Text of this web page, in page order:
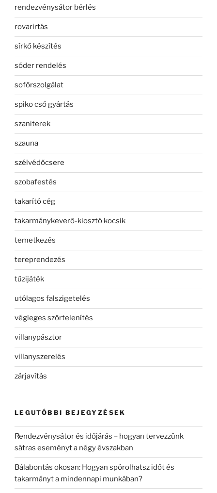
rendezvénysátor bérlés
rovarirtás
sírkő készítés
sóder rendelés
sofőrszolgálat
spiko cső gyártás
szaniterek
szauna
szélvédőcsere
szobafestés
takarító cég
takarmánykeverő-kiosztó kocsik
temetkezés
tereprendezés
tűzijáték
utólagos falszigetelés
végleges szőrtelenítés
villanypásztor
villanyszerelés
zárjavítás
LEGUTÓBBI BEJEGYZÉSEK
Rendezvénysátor és időjárás – hogyan tervezzünk
sátras eseményt a négy évszakban
Bálabontás okosan: Hogyan spórolhatsz időt és
takarmányt a mindennapi munkában?